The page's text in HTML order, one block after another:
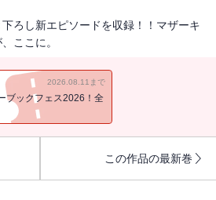
ろし新エピソードを収録！！マザーキ
ここに。
2026.08.11まで
ブックフェス2026！全
この作品の最新巻